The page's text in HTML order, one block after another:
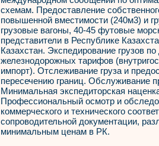
схемам. Предоставление
повышенной вместимости (240м3) и
грузовые вагоны, 40-45 футовые
представители в Республике
Казахстан. Экспедирование грузов
железнодорожных тарифов
импорт). Отслеживание груза и
пересечению границ. Обслуживание
Минимальная экспедиторская
Профессиональный осмотр и
коммерческого и технического
сопроводительной документации,
минимальным ценам в РК.